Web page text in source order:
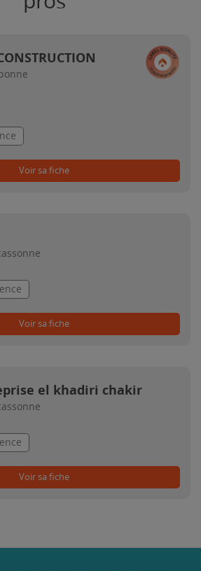
Voir sa fiche
Voir sa fiche
el khadiri chakir
Voir sa fiche